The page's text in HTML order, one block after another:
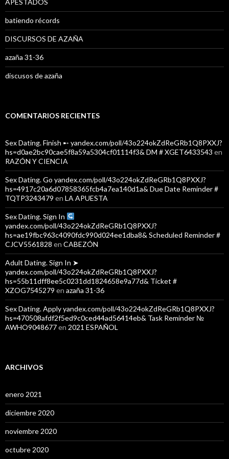
APESTADOS
batiendo récords
DISCURSOS DE AZAÑA
azaña 31-36
discusos de azaña
COMENTARIOS RECIENTES
Sex Dating. Finish ➸ yandex.com/poll/43o224okZdReGRb1Q8PXXJ?
hs=d0ae2bc90cae5f8a59a5304cf01114f3& DM # XGET6433543 en
RAZÓN Y CIENCIA
Sex Dating. Go yandex.com/poll/43o224okZdReGRb1Q8PXXJ?
hs=4917c20a6d07858365fcb4a7ea140d1a& Due Date Reminder #
TQTP3243479 en LA APUESTA
Sex Dating. Sign In
yandex.com/poll/43o224okZdReGRb1Q8PXXJ?
hs=ae19fbc963c4090fdc990d024ee1dba8& Scheduled Reminder #
CJCV5561828 en CABEZÓN
Adult Dating. Sign In ➤
yandex.com/poll/43o224okZdReGRb1Q8PXXJ?
hs=55b11dff8ee5c0231dd1824658e9a77d& Ticket #
XZOG7545279 en azaña 31-36
Sex Dating. Apply yandex.com/poll/43o224okZdReGRb1Q8PXXJ?
hs=470508afdf2f5ed9c0ced44ad56414eb& Task Reminder №
AWHO9048677en 2021 ESPAÑOL
ARCHIVOS
enero 2021
diciembre 2020
noviembre 2020
octubre 2020